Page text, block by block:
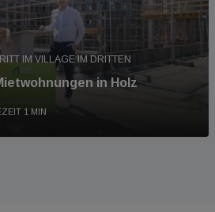
IM VILLAGE IM DRITTEN
in Holz
1 MIN